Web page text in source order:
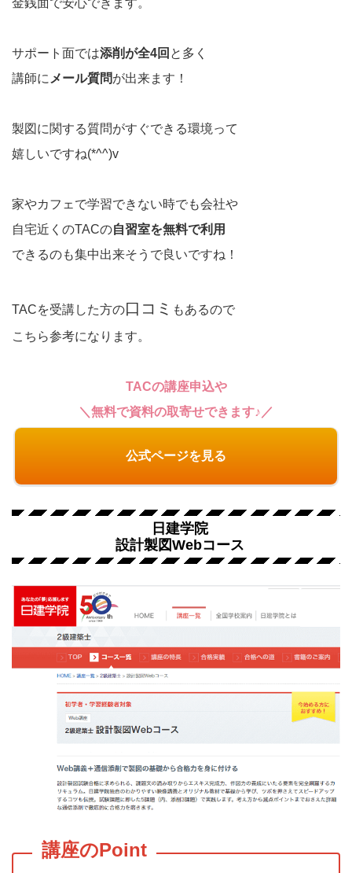
金銭面で安心できます。
サポート面では添削が全4回 と多く
講師に メール質問が出来ます！
製図に関する質問がすぐできる環境って
嬉しいですね(*^^)v
家やカフェで学習できない時でも会社や
自宅近くのTACの自習室を無料で利用
できるのも集中出来そうで良いですね！
TACを受講した方の口コミ もあるので
こちら参考になります。
TACの講座申込や
＼無料で資料の取寄せできます♪／
公式ページを見る
日建学院
設計製図Webコース